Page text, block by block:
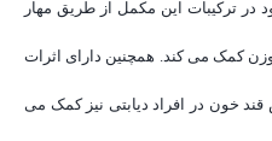
در ترکیبات این مکمل از طریق مهار
کمک می کند. همچنین دارای اثرات
خون در افراد دیابتی نیز کمک می